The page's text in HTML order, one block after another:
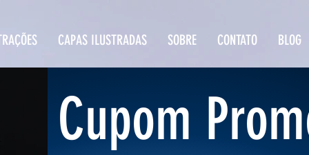
CAPAS ILUSTRADAS SOBRE CONTATO BLOG
Cupom